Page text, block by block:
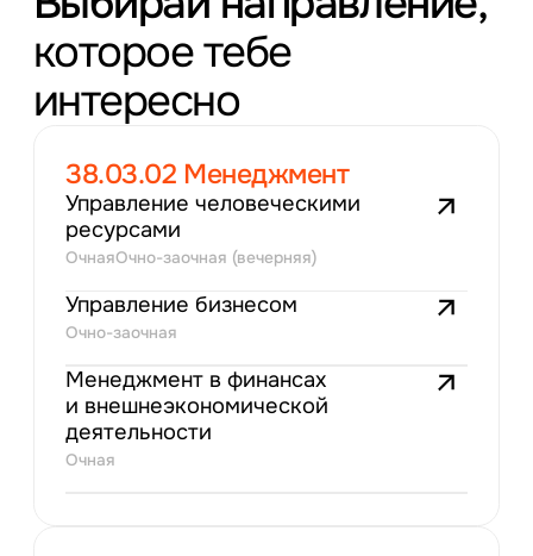
которое тебе
интересно
38.03.02 Менеджмент
Управление человеческими
ресурсами
ОчнаяОчно-заочная (вечерняя)
Управление бизнесом
Очно-заочная
Менеджмент в финансах
и внешнеэкономической
деятельности
Очная